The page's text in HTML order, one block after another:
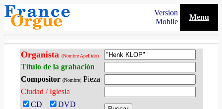
Version
Mobile
Menu
Organista (Nombre Apellido)
Título de la grabación
Compositor (Nombre)Pieza
Ciudad / Iglesia
CD
DVD